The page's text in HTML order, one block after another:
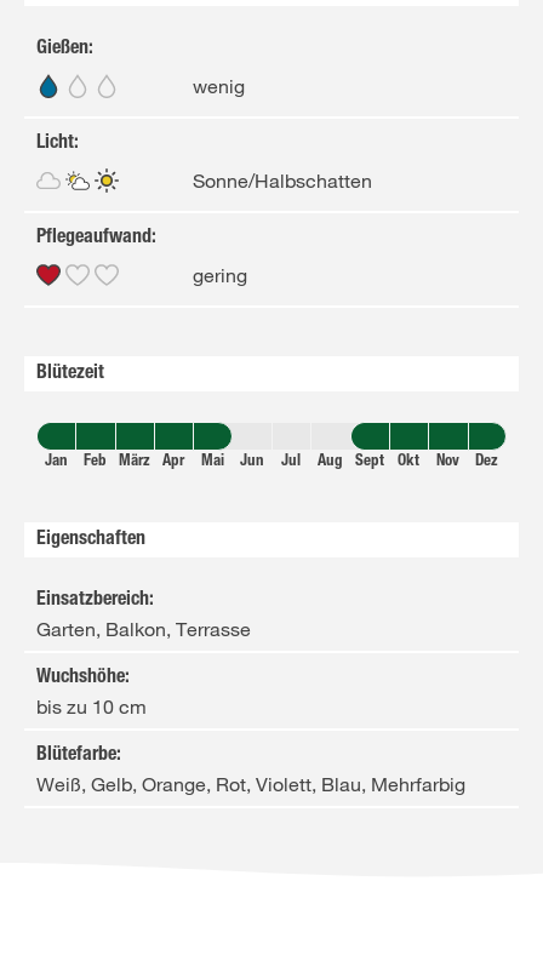
Gießen:
wenig
Licht:
Sonne/Halbschatten
Pflegeaufwand:
gering
Blütezeit
Jan Feb März Apr Mai Jun Jul Aug Sept Okt Nov Dez
Eigenschaften
Einsatzbereich:
Garten, Balkon, Terrasse
Wuchshöhe:
bis zu 10 cm
Blütefarbe:
Weiß, Gelb, Orange, Rot, Violett, Blau, Mehrfarbig